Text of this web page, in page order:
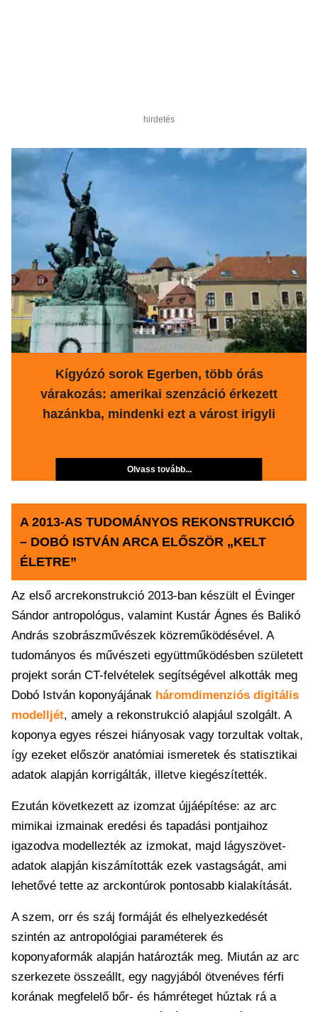
hirdetés
Kígyózó sorok Egerben, több órás
várakozás: amerikai szenzáció érkezett
hazánkba, mindenki ezt a várost irigyli
Olvass tovább...
A 2013-AS TUDOMÁNYOS REKONSTRUKCIÓ
– DOBÓ ISTVÁN ARCA ELŐSZÖR „KELT
ÉLETRE”
Az első arcrekonstrukció 2013-ban készült el Évinger
Sándor antropológus, valamint Kustár Ágnes és Balikó
András szobrászművészek közreműködésével. A
tudományos és művészeti együttműködésben született
projekt során CT-felvételek segítségével alkották meg
Dobó István koponyájának háromdimenziós digitális
modelljét, amely a rekonstrukció alapjául szolgált. A
koponya egyes részei hiányosak vagy torzultak voltak,
így ezeket először anatómiai ismeretek és statisztikai
adatok alapján korrigálták, illetve kiegészítették.
Ezután következett az izomzat újjáépítése: az arc
mimikai izmainak eredési és tapadási pontjaihoz
igazodva modellezték az izmokat, majd lágyszövet-
adatok alapján kiszámították ezek vastagságát, ami
lehetővé tette az arckontúrok pontosabb kialakítását.
A szem, orr és száj formáját és elhelyezkedését
szintén az antropológiai paraméterek és
koponyaformák alapján határozták meg. Miután az arc
szerkezete összeállt, egy nagyjából ötvenéves férfi
korának megfelelő bőr- és hámréteget húztak rá a